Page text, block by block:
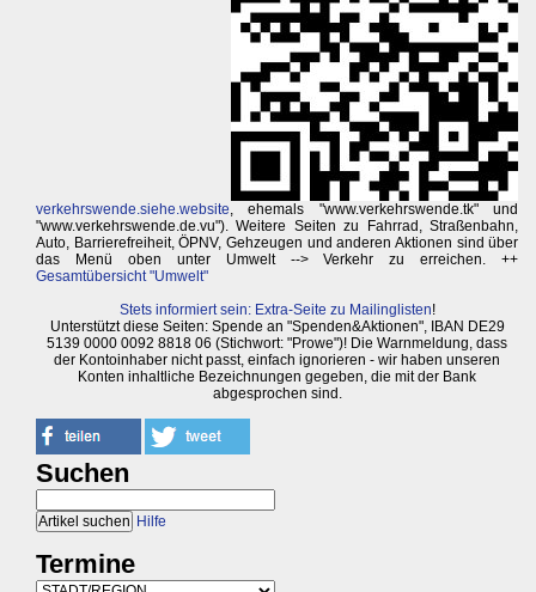
verkehrswende.siehe.website, ehemals "www.verkehrswende.tk" und
"www.verkehrswende.de.vu"). Weitere Seiten zu Fahrrad, Straßenbahn,
Auto, Barrierefreiheit, ÖPNV, Gehzeugen und anderen Aktionen sind über
das Menü oben unter Umwelt --> Verkehr zu erreichen. ++
Gesamtübersicht "Umwelt"
Stets informiert sein: Extra-Seite zu Mailinglisten!
Unterstützt diese Seiten: Spende an "Spenden&Aktionen", IBAN DE29
5139 0000 0092 8818 06 (Stichwort: "Prowe")! Die Warnmeldung, dass
der Kontoinhaber nicht passt, einfach ignorieren - wir haben unseren
Konten inhaltliche Bezeichnungen gegeben, die mit der Bank
abgesprochen sind.
Suchen
Hilfe
Termine